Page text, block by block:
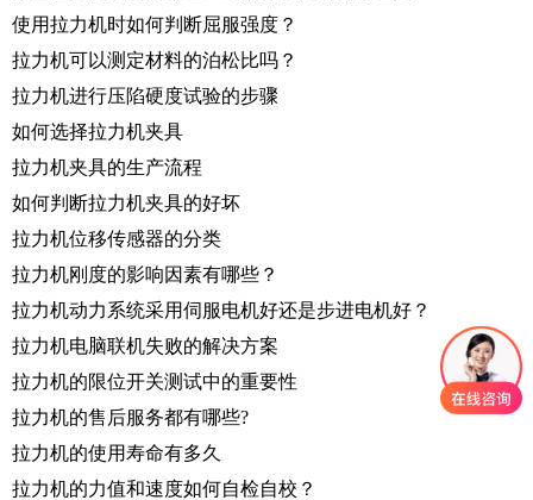
使用拉力机时如何判断屈服强度？
拉力机可以测定材料的泊松比吗？
拉力机进行压陷硬度试验的步骤
如何选择拉力机夹具
拉力机夹具的生产流程
如何判断拉力机夹具的好坏
拉力机位移传感器的分类
拉力机刚度的影响因素有哪些？
拉力机动力系统采用伺服电机好还是步进电机好？
拉力机电脑联机失败的解决方案
拉力机的限位开关测试中的重要性
拉力机的售后服务都有哪些?
拉力机的使用寿命有多久
拉力机的力值和速度如何自检自校？